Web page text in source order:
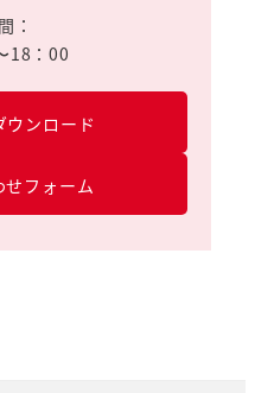
：
18：00
ウンロード
せフォーム